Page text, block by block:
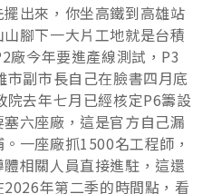
出來，你坐高鐵到高雄站
腳下一大片工地就是台積
廠今年要進產線測試，P3
市副市長自己在臉書四月底
去年七月已經核定P6籌設
六座廠，這是官方自己漏
一座廠抓1500名工程師，
相關人員直接進駐，這還
年第二季的時間點，看